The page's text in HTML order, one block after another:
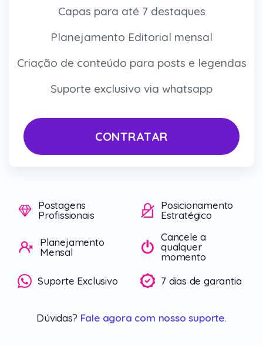
Capas para até 7 destaques
Planejamento Editorial mensal
Criação de conteúdo para posts e legendas
Suporte exclusivo via whatsapp
CONTRATAR
Postagens
Profissionais
Posicionamento
Estratégico
Planejamento
Mensal
Cancele a
qualquer
momento
Suporte Exclusivo
7 dias de garantia
Dúvidas? Fale agora com nosso suporte.